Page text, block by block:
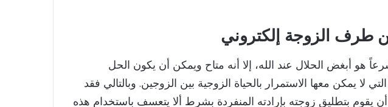
طرف الزوجة إلكتروني
هو أبغض الحلال عند الله، إلا أنه متاح ويمكن أن يكون الحل
لا يمكن معها الاستمرار بالحياة الزوجية بين الزوجين. وبالتالي فقد
يقوم بتطليق زوجته بإرادته المنفردة بشرط ألا يتعسف باستخدام هذه